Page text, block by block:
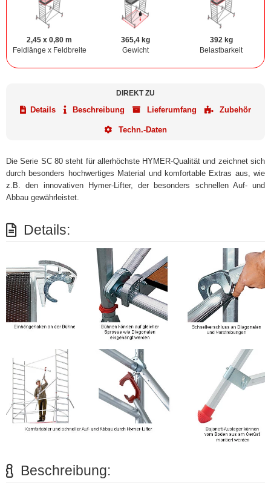
2,45 x 0,80 m
Feldlänge x Feldbreite
365,4 kg
Gewicht
392 kg
Belastbarkeit
DIREKT ZU
Details Beschreibung Lieferumfang Zubehör
Techn.-Daten
Die Serie SC 80 steht für allerhöchste HYMER-Qualität und zeichnet sich
durch besonders hochwertiges Material und komfortable Extras aus, wie
z.B. den innovativen Hymer-Lifter, der besonders schnellen Auf- und
Abbau gewährleistet.
Details:
Beschreibung: